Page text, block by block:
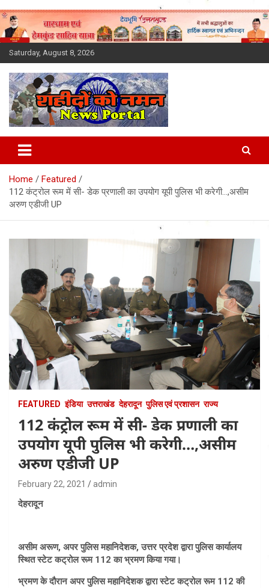
Skip
to
content
Saturday, August 8, 2026
Latest News Today, Breaking
News, Uttarakhand News in
Hindi
Home
Featured
112 कंट्रोल रूम में सी- डेक प्रणाली का उपयोग यूपी पुलिस भी करेगी…,असीम
अरुण एडीजी UP
FEATURED इंडिया उत्तराखंड देहरादून पुलिस एवं प्रशासन राज्य
112 कंट्रोल रूम में सी- डेक प्रणाली का
उपयोग यूपी पुलिस भी करेगी…,असीम
अरुण एडीजी UP
February 22, 2021 admin
देहरादून
असीम अरूण, अपर पुलिस महानिदेशक, उत्तर प्रदेश द्वारा पुलिस कार्यालय
स्थित स्टेट कट्रोल रूम 112 का भ्रमण किया गया।
भ्रमण के दौरान अपर पुलिस महानिदेशक द्वारा स्टेट कट्रोल रूम 112 की